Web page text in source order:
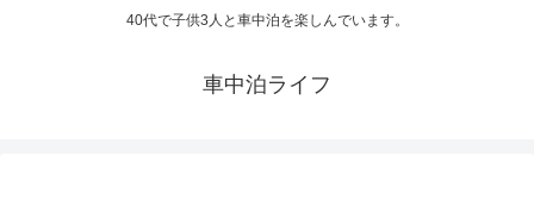
40代で子供3人と車中泊を楽しんでいます。
車中泊ライフ